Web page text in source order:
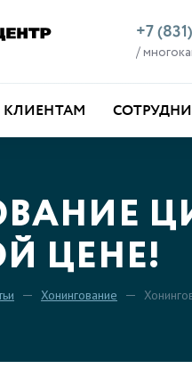
+7
/
КЛИЕНТАМ
ЦЕНЕ!
Хонингование